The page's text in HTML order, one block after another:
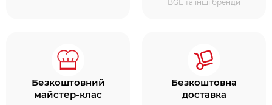
BGE та інші бренди
Безкоштовний
майстер-клас
Безкоштовна
доставка